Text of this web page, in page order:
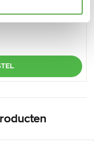
Gebrand Napje